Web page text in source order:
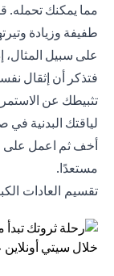
مما يمكنك تحمله.
طفيفة وزيادة
على سبيل المثال،
فتذكر أن إثقال
تثبيطك عن
لياقتك البدنية في
أخف ثم اعمل على
مستعدًا.
تقسيم العادات